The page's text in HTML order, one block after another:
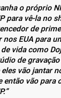
o próprio
para vê-la no
de
EUA para
vida como
de
vão jantar
então vão para